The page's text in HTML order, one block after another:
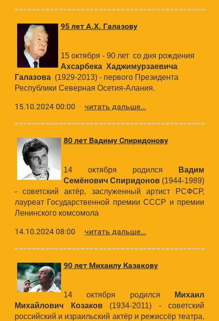
95 лет А.Х. Галазову
15 октября - 90 лет со дня рождения
Ахсарбека Хаджимурзаевича
Галазова (1929-2013) - первого Президента
Республики Северная Осетия-Алания.
15.10.2024 00:00 читать дальше...
80 лет Вадиму Спиридонову
14 октября родился
Вадим
Семёнович Спиридонов (1944-1989)
- советский актёр, заслуженный артист РСФСР,
лауреат Государственной премии СССР и премии
Ленинского комсомола
14.10.2024 08:00 читать дальше...
90 лет Михаилу Казакову
14 октября родился
Михаил
Михайлович Козаков(1934-2011) - советский
российский и израильский актёр и режиссёр театра,